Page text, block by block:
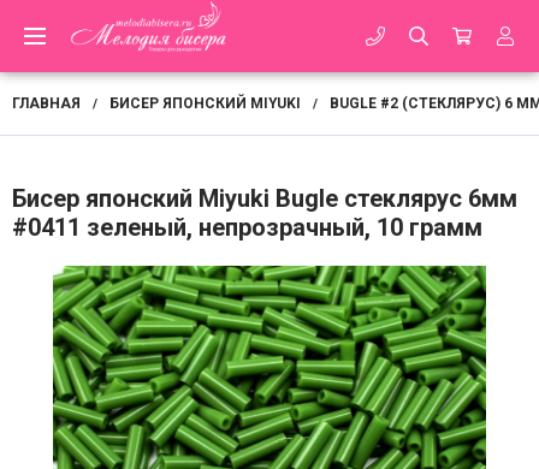
ГЛАВНАЯ / БИСЕР ЯПОНСКИЙ MIYUKI / BUGLE #2 (СТЕКЛЯРУС) 6
Бисер японский Miyuki Bugle стеклярус 6мм
#0411 зеленый, непрозрачный, 10 грамм